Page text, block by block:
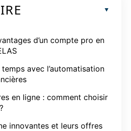
d’un compte pro en
avec l’automatisation
en ligne : comment choisir
innovantes et leurs offres